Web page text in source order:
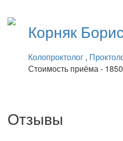
Корняк
Колопроктолог ,
Стоимость приёма - 1850
Отзывы